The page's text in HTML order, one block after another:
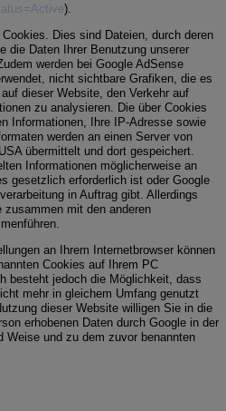
).
Dies sind Dateien, durch deren
die Daten Ihrer Benutzung unserer
werden bei Google AdSense
nicht sichtbare Grafiken, die es
dieser Website, den Verkehr auf
zu analysieren. Die über Cookies
Informationen, Ihre IP-Adresse sowie
werden an einen Server von
übermittelt und dort gespeichert.
Informationen möglicherweise an
gesetzlich erforderlich ist oder Google
in Auftrag gibt. Allerdings
mit den anderen
an Ihrem Internetbrowser können
Cookies auf Ihrem PC
besteht jedoch die Möglichkeit, dass
mehr in gleichem Umfang genutzt
dieser Website willigen Sie in die
erhobenen Daten durch Google in der
Weise und zu dem zuvor benannten